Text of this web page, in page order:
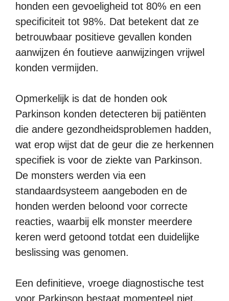
honden een gevoeligheid tot 80% en een
specificiteit tot 98%. Dat betekent dat ze
betrouwbaar positieve gevallen konden
aanwijzen én foutieve aanwijzingen vrijwel
konden vermijden.
Opmerkelijk is dat de honden ook
Parkinson konden detecteren bij patiënten
die andere gezondheidsproblemen hadden,
wat erop wijst dat de geur die ze herkennen
specifiek is voor de ziekte van Parkinson.
De monsters werden via een
standaardsysteem aangeboden en de
honden werden beloond voor correcte
reacties, waarbij elk monster meerdere
keren werd getoond totdat een duidelijke
beslissing was genomen.
Een definitieve, vroege diagnostische test
voor Parkinson bestaat momenteel niet.